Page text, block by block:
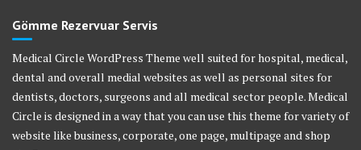
Gömme Rezervuar Servis
Medical Circle WordPress Theme well suited for hospital, medical,
dental and overall medial websites as well as personal sites for
dentists, doctors, surgeons and all medical sector people. Medical
Circle is designed in a way that you can use this theme for variety of
website like business, corporate, one page, multipage and shop